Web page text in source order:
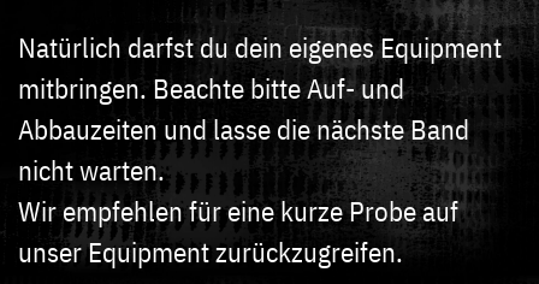
Natürlich darfst du dein eigenes Equipment
mitbringen. Beachte bitte Auf- und
Abbauzeiten und lasse die nächste Band
nicht warten.
Wir empfehlen für eine kurze Probe auf
unser Equipment zurückzugreifen.